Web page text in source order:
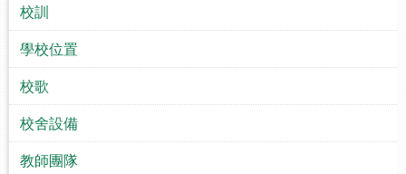
校訓
學校位置
校歌
校舍設備
教師團隊